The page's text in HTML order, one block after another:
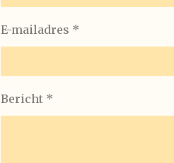
E-mailadres *
Bericht *